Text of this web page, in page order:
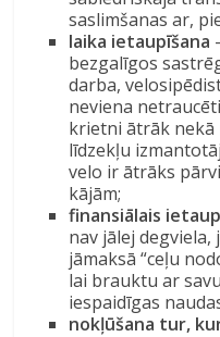
saslimšanas ar,
laika ietaupīšana
bezgalīgos
darba,
neviena
krietni ātrāk
līdzekļu
velo ir ātrāks
kājām;
finansiālais
nav jālej
jāmaksā “ceļu
lai brauktu ar
iespaidīgas
nokļūšana tur,